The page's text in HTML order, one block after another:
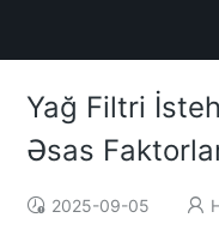
Yağ Filtri
Əsas
2025-09-05